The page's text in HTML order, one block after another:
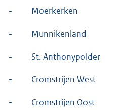
- Moerkerken
- Munnikenland
- St. Anthonypolder
- Cromstrijen West
- Cromstrijen Oost